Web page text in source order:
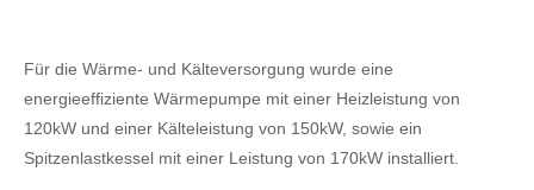
Für die Wärme- und Kälteversorgung wurde eine
energieeffiziente Wärmepumpe mit einer Heizleistung von
120kW und einer Kälteleistung von 150kW, sowie ein
Spitzenlastkessel mit einer Leistung von 170kW installiert.